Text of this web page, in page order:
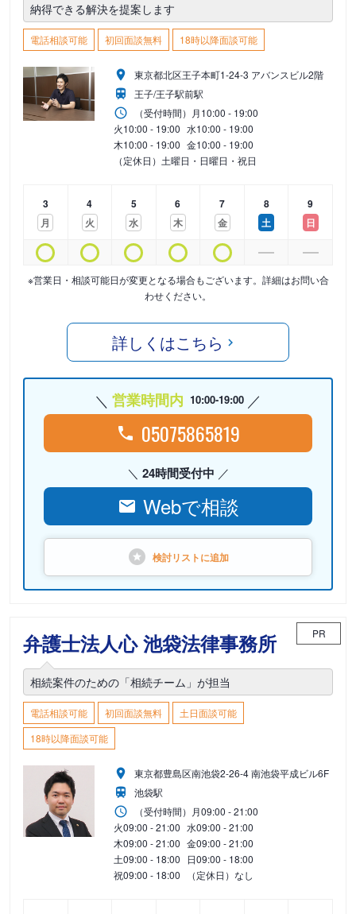
納得できる解決を提案します
電話相談可能 初回面談無料 18時以降面談可能
東京都北区王子本町1-24-3 アバンスビル2階
王子/王子駅前駅
（受付時間） 月10:00 - 19:00
火10:00 - 19:00 水10:00 - 19:00
木10:00 - 19:00 金10:00 - 19:00
（定休日）土曜日・日曜日・祝日
3
月
4
火
5
水
6
木
7
金
8
土
9
日
※営業日・相談可能日が変更となる場合もございます。詳細はお問い合
わせください。
詳しくはこちら
営業時間内 10:00-19:00
05075865819
24時間受付中
Webで相談
検討リストに追加
弁護士法人心 池袋法律事務所 PR
相続案件のための「相続チーム」が担当
電話相談可能 初回面談無料
土日面談可能
18時以降面談可能
東京都豊島区南池袋2-26-4 南池袋平成ビル6F
池袋駅
（受付時間） 月09:00 - 21:00
火09:00 - 21:00 水09:00 - 21:00
木09:00 - 21:00 金09:00 - 21:00
土09:00 - 18:00 日09:00 - 18:00
祝09:00 - 18:00 （定休日）なし